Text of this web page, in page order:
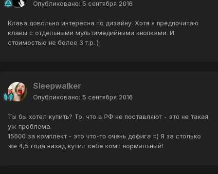
Опубликовано: 5 сентября 2016
Клава довольно интересна по дизайну. Хотя я предпочитаю
клавы с отдельными мультимедийными кнопками. И
стоимостью не более 3 т.р. )
Sleepwalker
Опубликовано: 5 сентября 2016
Ты бы хотел купить? То, что в РФ не поставляют - это не такая
уж проблема.
15600 за комплект - это что-то очень дофига =) Я за столько
же 4,5 года назад купил себе комп нормальный!